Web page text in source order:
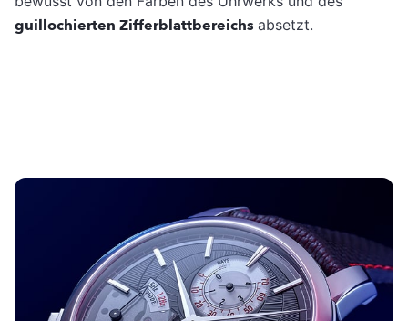
guillochierten Zifferblattbereichs absetzt.